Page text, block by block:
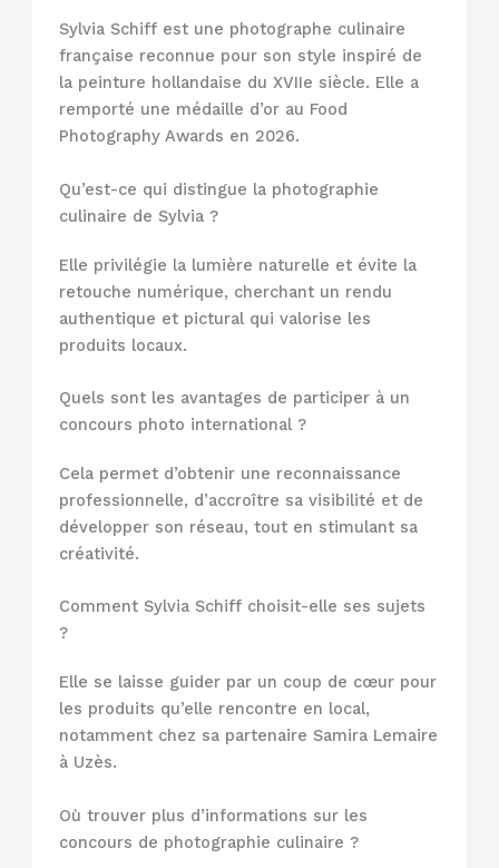
Sylvia Schiff est une photographe culinaire
française reconnue pour son style inspiré de
la peinture hollandaise du XVIIe siècle. Elle a
remporté une médaille d’or au Food
Photography Awards en 2026.
Qu’est-ce qui distingue la photographie
culinaire de Sylvia ?
Elle privilégie la lumière naturelle et évite la
retouche numérique, cherchant un rendu
authentique et pictural qui valorise les
produits locaux.
Quels sont les avantages de participer à un
concours photo international ?
Cela permet d’obtenir une reconnaissance
professionnelle, d’accroître sa visibilité et de
développer son réseau, tout en stimulant sa
créativité.
Comment Sylvia Schiff choisit-elle ses sujets
?
Elle se laisse guider par un coup de cœur pour
les produits qu’elle rencontre en local,
notamment chez sa partenaire Samira Lemaire
à Uzès.
Où trouver plus d’informations sur les
concours de photographie culinaire ?